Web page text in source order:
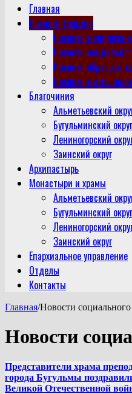
Главная
Новости Епархии
Новости
Новости
Новости
Новости
Благочиния
Альметьевский
Бугульминский округ
Лениногорский
Заинский округ
Архипастырь
Монастыри и храмы
Альметьевский
Бугульминский округ
Лениногорский
Заинский округ
Епархиальное управление
Отделы
Контакты
Главная/Новости
Новости
Представители храма
города Бугульмы
Великой Отечественной